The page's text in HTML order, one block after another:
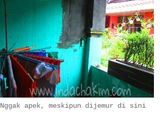
Nggak apek, meskipun dijemur di sini